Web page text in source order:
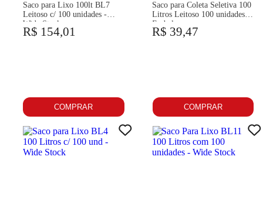
Saco para Lixo 100lt BL7
Leitoso c/ 100 unidades -
Wide Stock
R$ 154,01
COMPRAR
Saco para Coleta Seletiva 100
Litros Leitoso 100 unidades
Embalac
R$ 39,47
COMPRAR